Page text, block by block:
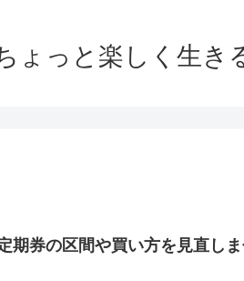
ょっと楽しく生き
期券の区間や買い方を見直し